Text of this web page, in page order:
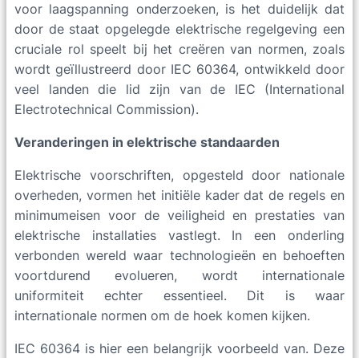
voor laagspanning onderzoeken, is het duidelijk dat
door de staat opgelegde elektrische regelgeving een
cruciale rol speelt bij het creëren van normen, zoals
wordt geïllustreerd door IEC 60364, ontwikkeld door
veel landen die lid zijn van de IEC (International
Electrotechnical Commission).
Veranderingen in elektrische standaarden
Elektrische voorschriften, opgesteld door nationale
overheden, vormen het initiële kader dat de regels en
minimumeisen voor de veiligheid en prestaties van
elektrische installaties vastlegt. In een onderling
verbonden wereld waar technologieën en behoeften
voortdurend evolueren, wordt internationale
uniformiteit echter essentieel. Dit is waar
internationale normen om de hoek komen kijken.
IEC 60364 is hier een belangrijk voorbeeld van. Deze